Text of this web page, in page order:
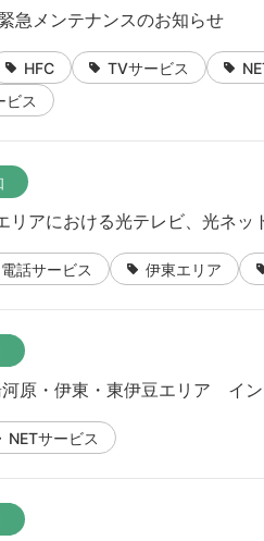
急メンテナンスのお知らせ
HFC TVサービス
ビス
リアにおける光テレビ、光ネッ
話サービス 伊東エリア
原・伊東・東伊豆エリア イ
NETサービス